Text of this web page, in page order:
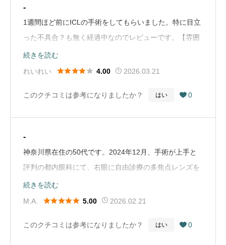
トがあり、新たな見え方を手に入れたと思っておりま
す。大切なのは、以前の目の見え方と比較するのではな
く、これからの生活で「どのような見え方を重要視する
のか」を明確にすることだと思います。ご自身にとって
最適な見え方を追求されたい方、手術を迷われている方
いたします。（Google Mapから引用）
-
1週間ほど前にICLの手術をしてもらいました。特に目立
った不具合？も無く経過中なのでレビューです。【雰囲
気】内装もあってか、病院って感じはしませんでした。
院内は暖か味のある暖色や木目を使っているので高級な
ていてスタッフ同士の雑談等はきこえませんでした。た
ょうがない事かと思います。【待ち時間】予約制では有
立てた方がいいです。美容院や車屋さんでは無いので。
だからこそもし自分に不安点やイレギュラーが発生した
続きを読む
れいれい
 4.00 2026.03.21
このクチコミは参考になりましたか？ はい  0
-
神奈川県在住の50代です。2024年12月、手術が上手と
評判の都内眼科にて、右眼に自由診療の多焦点レンズを
挿入しました。 しかし見え方が悪く、1ヶ月後に選定療
養の多焦点レンズに入れ替えたものの、また違う問題が
レーシックをしているから諦めて」と言われ、途方に暮
続きを読む
M.A.
 5.00 2026.02.21
このクチコミは参考になりましたか？ はい  0